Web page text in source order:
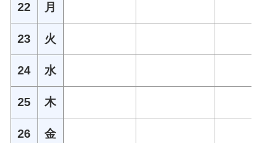
22 月
23 火
24 水
25 木
26 金